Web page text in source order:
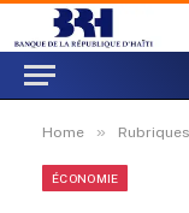
Home » Rubriques
ÉCONOMIE